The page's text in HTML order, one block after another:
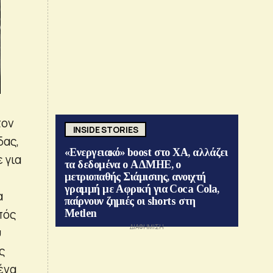
INSIDE STORIES
«Ενεργειακό» boost στο ΧΑ, αλλάζει
τα δεδομένα ο ΑΔΜΗΕ, ο
μετριοπαθής Σιάμισιης, ανοιχτή
γραμμή με Αφρική για Coca Cola,
παίρνουν ζημιές οι shorts στη
Metlen